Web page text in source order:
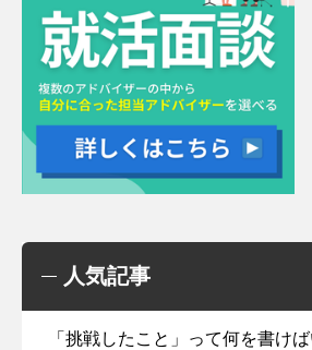
人気記事
「挑戦したこと」って何を書け